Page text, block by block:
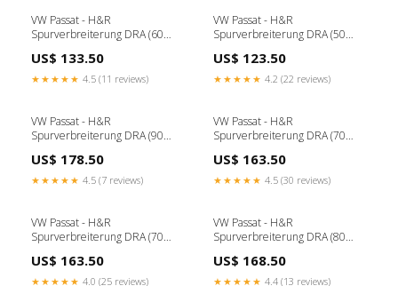
VW Passat - H&R
Spurverbreiterung DRA (60
US$ 133.50
★★★★★ 4.5 (11 reviews)
VW Passat - H&R
Spurverbreiterung DRA (50
Gutachten
US$ 123.50
★★★★★ 4.2 (22 reviews)
VW Passat - H&R
Spurverbreiterung DRA (90
spurverbreiterungen
US$ 178.50
★★★★★ 4.5 (7 reviews)
VW Passat - H&R
Spurverbreiterung DRA (70
ecoboost-duplex-anlage-ab-kat-
76mm-ford-mustang-2014-
US$ 163.50
★★★★★ 4.5 (30 reviews)
VW Passat - H&R
Spurverbreiterung DRA (70
spurverbreiterungen
US$ 163.50
★★★★★ 4.0 (25 reviews)
VW Passat - H&R
Spurverbreiterung DRA (80
US$ 168.50
★★★★★ 4.4 (13 reviews)